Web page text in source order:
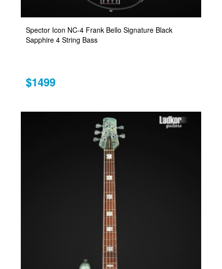
Spector Icon NC-4 Frank Bello Signature Black
Sapphire 4 String Bass
$1499